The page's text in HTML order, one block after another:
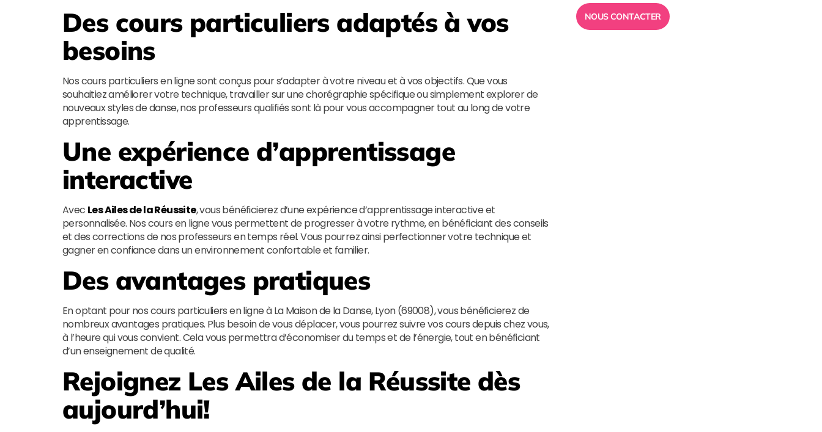
Des cours particuliers adaptés à vos
besoins
Nos cours particuliers en ligne sont conçus pour s’adapter à votre niveau et à vos objectifs. Que vous
souhaitiez améliorer votre technique, travailler sur une chorégraphie spécifique ou simplement explorer de
nouveaux styles de danse, nos professeurs qualifiés sont là pour vous accompagner tout au long de votre
apprentissage.
Une expérience d’apprentissage
interactive
Avec Les Ailes de la Réussite, vous bénéficierez d’une expérience d’apprentissage interactive et
personnalisée. Nos cours en ligne vous permettent de progresser à votre rythme, en bénéficiant des conseils
et des corrections de nos professeurs en temps réel. Vous pourrez ainsi perfectionner votre technique et
gagner en confiance dans un environnement confortable et familier.
Des avantages pratiques
En optant pour nos cours particuliers en ligne à La Maison de la Danse, Lyon (69008), vous bénéficierez de
nombreux avantages pratiques. Plus besoin de vous déplacer, vous pourrez suivre vos cours depuis chez vous,
à l’heure qui vous convient. Cela vous permettra d’économiser du temps et de l’énergie, tout en bénéficiant
d’un enseignement de qualité.
Rejoignez Les Ailes de la Réussite dès
aujourd’hui!
NOUS CONTACTER